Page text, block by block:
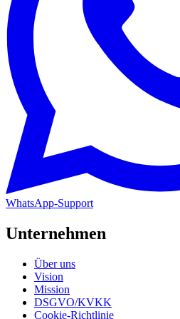
WhatsApp-Support
Unternehmen
Über uns
Vision
Mission
DSGVO/KVKK
Cookie-Richtlinie